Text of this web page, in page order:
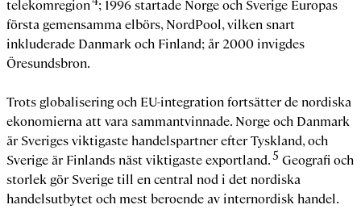
telekomregion ; 1996 startade Norge och Sverige Europas
första gemensamma elbörs, NordPool, vilken snart
inkluderade Danmark och Finland; år 2000 invigdes
Öresundsbron.
Trots globalisering och EU-integration fortsätter de nordiska
ekonomierna att vara sammantvinnade. Norge och Danmark
är Sveriges viktigaste handelspartner efter Tyskland, och
Sverige är Finlands näst viktigaste exportland.5 Geografi och
storlek gör Sverige till en central nod i det nordiska
handelsutbytet och mest beroende av internordisk handel.